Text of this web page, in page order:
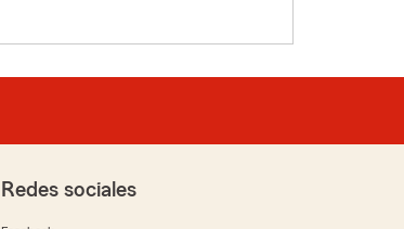
Redes sociales